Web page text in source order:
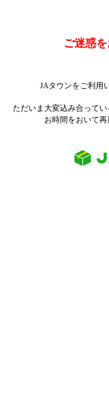
ご迷惑
JAタウンをご利用
ただいま大変込み合って
お時間をおいて